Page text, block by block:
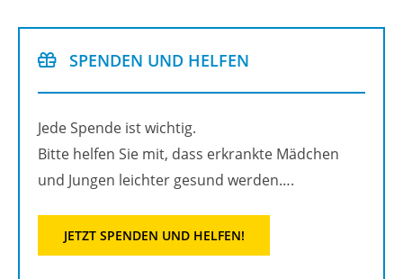
SPEN­DEN UND HEL­FEN
Jede Spen­de ist wich­tig.
Bitte hel­fen Sie mit, dass er­krank­te Mäd­chen
und Jun­gen leich­ter ge­sund wer­den….
JETZT SPEN­DEN UND HEL­FEN!